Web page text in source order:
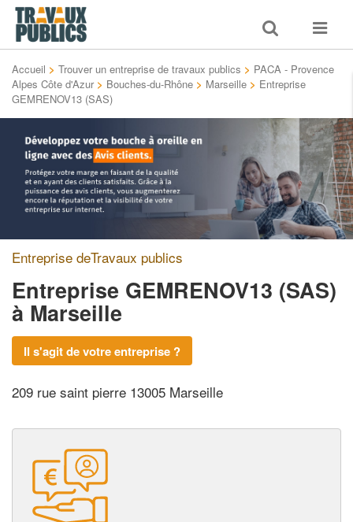
Toggle
search
Toggle
Accueil > Trouver un entreprise de travaux publics > PACA - Provence
Alpes Côte d'Azur > Bouches-du-Rhône > Marseille > Entreprise
GEMRENOV13 (SAS)
Entreprise deTravaux publics
Entreprise GEMRENOV13 (SAS)
à Marseille
Il s'agit de votre entreprise ?
209 rue saint pierre 13005 Marseille